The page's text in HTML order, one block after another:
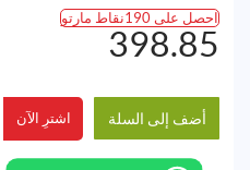
احصل على 190نقاط مارتو
398.85
أضف إلى السلة اشترِ الآن